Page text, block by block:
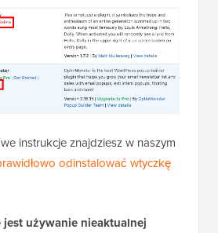
instrukcje znajdziesz w naszym
odinstalować wtyczkę
jest używanie nieaktualnej